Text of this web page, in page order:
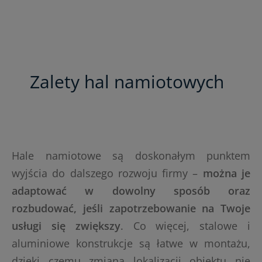
Zalety hal namiotowych
Hale namiotowe są doskonałym punktem
wyjścia do dalszego rozwoju firmy – można je
adaptować w dowolny sposób oraz
rozbudować, jeśli zapotrzebowanie na Twoje
usługi się zwiększy. Co więcej, stalowe i
aluminiowe konstrukcje są łatwe w montażu,